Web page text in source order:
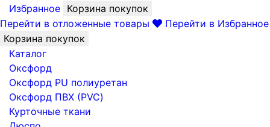
Избранное Корзина покупок
Перейти в отложенные товары
Перейти в Избранное
Корзина покупок
Каталог
Оксфорд
Оксфорд PU полиуретан
Оксфорд ПВХ (PVC)
Курточные ткани